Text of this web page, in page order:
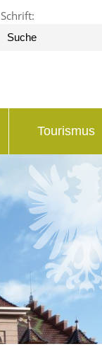
Schrift:
Tourismus